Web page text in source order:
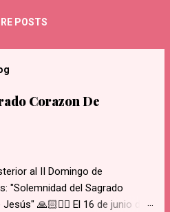
Tabor, que en hebreo
episodio, el Catecismo de la
(555) señala: “por un
así la confesión de Pedro.
de Dios en la Montaña; la Ley y
habían anunciado los
del Mesías (cf. Lc 24, 27). La
POSTS
Corazon De
al II Domingo de
"Solemnidad del Sagrado
🙏🏻❤️‍🔥 El 16 de junio de